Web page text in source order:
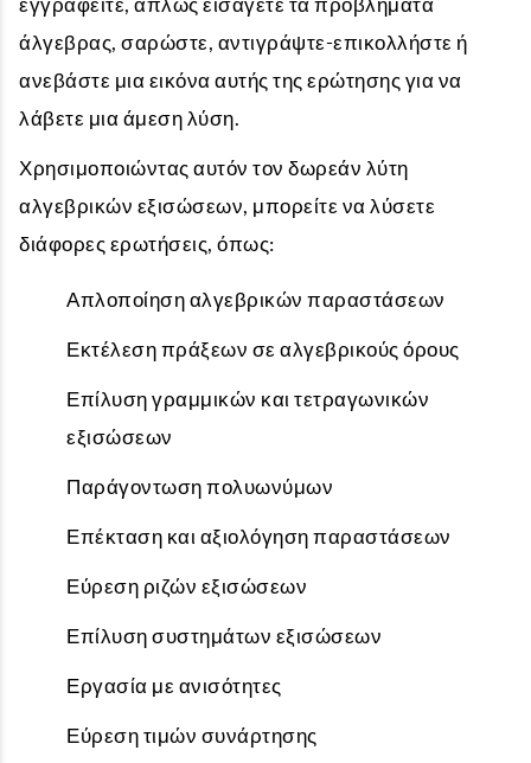
άλγεβρας, σαρώστε, αντιγράψτε-επικολλήστε ή
ανεβάστε μια εικόνα αυτής της ερώτησης για να
λάβετε μια άμεση λύση.
Χρησιμοποιώντας αυτόν τον δωρεάν λύτη
αλγεβρικών εξισώσεων, μπορείτε να λύσετε
διάφορες ερωτήσεις, όπως:
Απλοποίηση αλγεβρικών παραστάσεων
Εκτέλεση πράξεων σε αλγεβρικούς όρους
Επίλυση γραμμικών και τετραγωνικών
εξισώσεων
Παράγοντωση πολυωνύμων
Επέκταση και αξιολόγηση παραστάσεων
Εύρεση ριζών εξισώσεων
Επίλυση συστημάτων εξισώσεων
Εργασία με ανισότητες
Εύρεση τιμών συνάρτησης